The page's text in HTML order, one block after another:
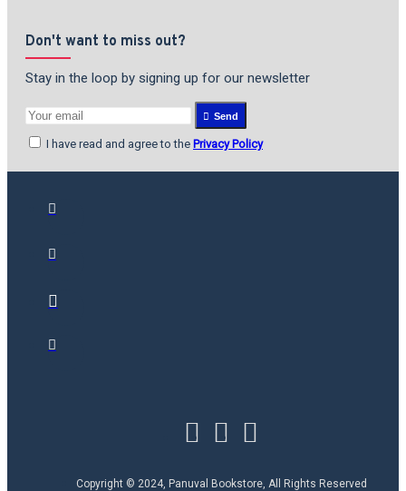
Don't want to miss out?
Stay in the loop by signing up for our newsletter
Send
I have read and agree to the Privacy Policy
Copyright © 2024, Panuval Bookstore, All Rights Reserved